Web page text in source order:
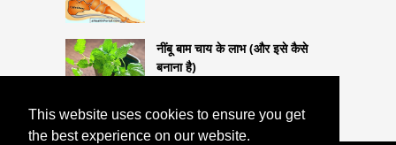
This website uses cookies to ensure you get
the best experience on our website.
नींबू बाम चाय के लाभ (और इसे कैसे
बनाना है)